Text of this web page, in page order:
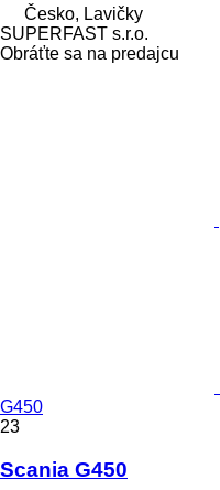
Česko, Lavičky
SUPERFAST s.r.o.
Obráťte sa na predajcu
G450
23
Scania G450